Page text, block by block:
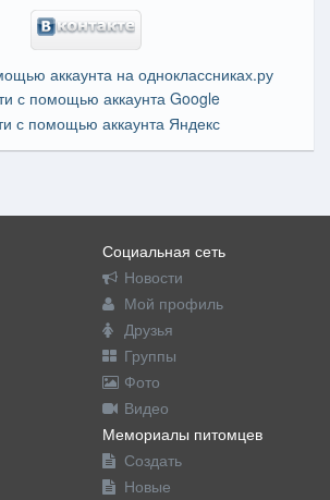
Социальная сеть
Новости
Мой профиль
Друзья
Группы
Фото
Видео
Мемориалы питомцев
Создать
Новые